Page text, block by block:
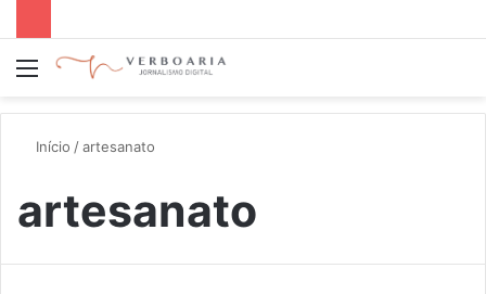
Menu
Início /artesanato
artesanato